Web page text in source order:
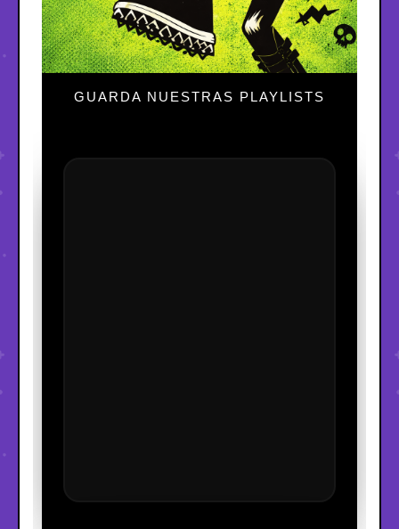
GUARDA NUESTRAS PLAYLISTS